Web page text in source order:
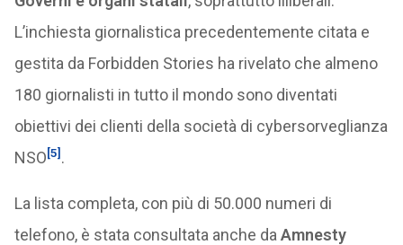
L’inchiesta giornalistica precedentemente citata e
gestita da Forbidden Stories ha rivelato che almeno
180 giornalisti in tutto il mondo sono diventati
obiettivi dei clienti della società di cybersorveglianza
NSO[5] .
La lista completa, con più di 50.000 numeri di
telefono, è stata consultata anche da Amnesty